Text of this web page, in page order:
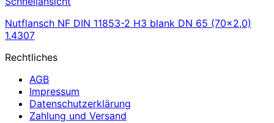
Nutflansch NF DIN 11853-2 H3 blank DN 65 (70×2,0)
1.4307
Rechtliches
AGB
Impressum
Datenschutzerklärung
Zahlung und Versand